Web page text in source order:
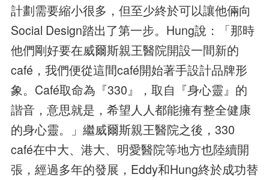
計劃需要縮小很多，但至少終於可以讓他倆向
Social Design踏出了第一步。Hung說：「那時
他們剛好要在威爾斯親王醫院開設一間新的
café，我們便從這間café開始著手設計品牌形
象。Café取命為『330』，取自『身心靈』的
諧音，意思就是，希望人人都能擁有整全健康
的身心靈。」繼威爾斯親王醫院之後，330
café在中大、港大、明愛醫院等地方也陸續開
張，經過多年的發展，Eddy和Hung終於成功替